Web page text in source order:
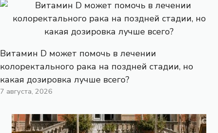
Витамин D может помочь в лечении
колоректального рака на поздней стадии, но
какая дозировка лучше всего?
7 августа, 2026